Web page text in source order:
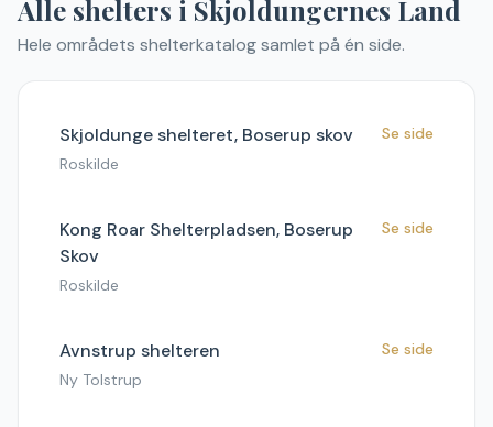
Alle shelters i Skjoldungernes Land
Hele områdets shelterkatalog samlet på én side.
Skjoldunge shelteret, Boserup skov
Roskilde
Se side
Kong Roar Shelterpladsen, Boserup
Skov
Roskilde
Se side
Avnstrup shelteren
Ny Tolstrup
Se side